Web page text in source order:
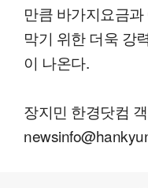
만큼 바가지요금
막기 위한 더욱 강
이 나온다.
장지민 한경닷컴